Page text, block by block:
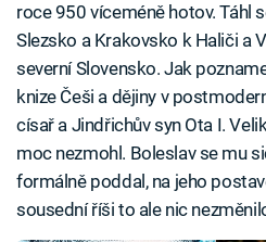
roce 950 víceméně hotov. Táhl
Slezsko a Krakovsko k Haliči a
severní Slovensko. Jak
knize Češi a dějiny v
císař a Jindřichův syn Ota I.
moc nezmohl. Boleslav se mu
formálně poddal, na jeho
sousední říši to ale nic